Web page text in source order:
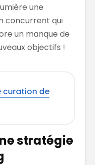
une
concurrent qui
un manque de
objectifs !
curation de
stratégie